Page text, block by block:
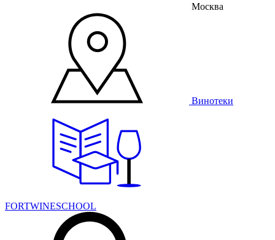
Москва
Винотеки
FORTWINESCHOOL